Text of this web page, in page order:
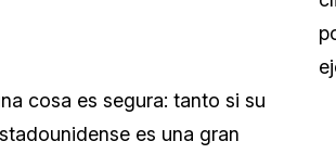
cosa es segura: tanto si su
es una gran